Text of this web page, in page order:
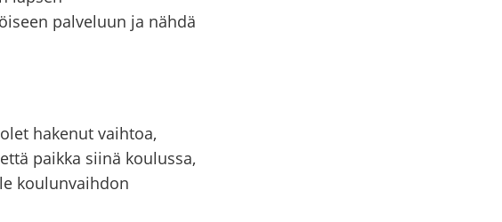
palveluun ja nähdä
hakenut vaihtoa,
paikka siinä koulussa,
koulunvaihdon